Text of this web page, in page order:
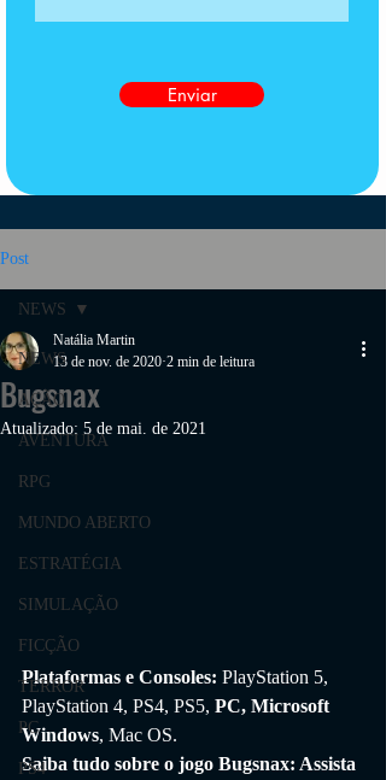
Enviar
Post
NEWS
AÇÃO
AVENTURA
RPG
MUNDO ABERTO
ESTRATÉGIA
SIMULAÇÃO
FICÇÃO
TERROR
PC
PS4
NEWS
Bugsnax
Natália Martin
13 de nov. de 2020 2 min de leitura
Atualizado: 5 de mai. de 2021
Plataformas e Consoles: PlayStation 5,
PlayStation 4, PS4, PS5, PC, Microsoft
Windows, Mac OS.
Saiba tudo sobre o jogo Bugsnax: Assista